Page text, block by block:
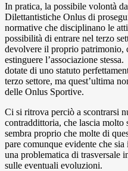
In pratica, la possibile volontà
Dilettantistiche Onlus di
normative che disciplinano le
possibilità di entrare nel terzo
devolvere il proprio
estinguere l’associazione stessa.
dotate di uno statuto
terzo settore, ma quest’ultima
delle Onlus Sportive.
Ci si ritrova perciò a scontrarsi
contraddittoria, che lascia molto
sembra proprio che molte di
pare comunque evidente che
una problematica di trasversale
sulle eventuali evoluzioni.